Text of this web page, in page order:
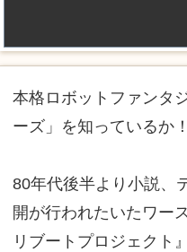
本格ロボットファンタ
ーズ」を知っているか
80年代後半より小説、
開が行われたいたワー
リブートプロジェクト